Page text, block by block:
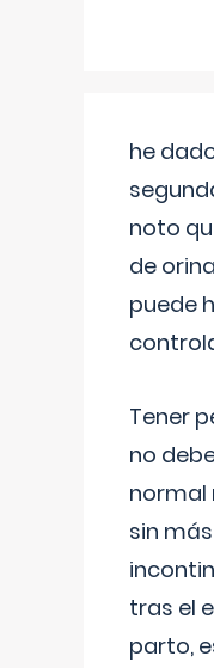
he
noto
de
puede
Tener
no
normal
sin
tras el
parto,